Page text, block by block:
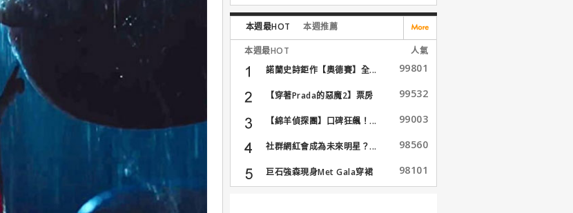
本週最HOT 本週推薦
本週最HOT
人氣
諾蘭史詩鉅作【奧德賽】全...
99801
【穿著Prada的惡魔2】票房
99532
【綿羊偵探團】口碑狂飆！... 99003
社群網紅會成為未來明星？... 98560
巨石強森現身Met Gala穿裙
子...
98101